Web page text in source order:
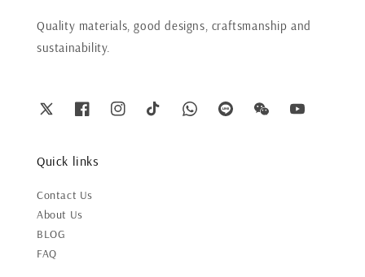
Quality materials, good designs, craftsmanship and
sustainability.
Quick links
Contact Us
About Us
BLOG
FAQ